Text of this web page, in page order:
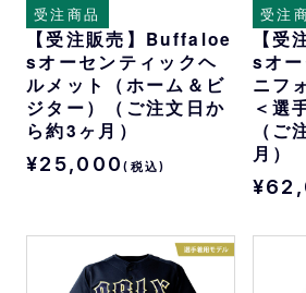
受注商品
【受注販売】Buffaloe
sオーセンティックヘ
ルメット（ホーム＆ビ
ジター）（ご注文日か
ら約3ヶ月）
¥25,000(税込)
受注
【
sオ
ニフ
＜選
（ご
月）